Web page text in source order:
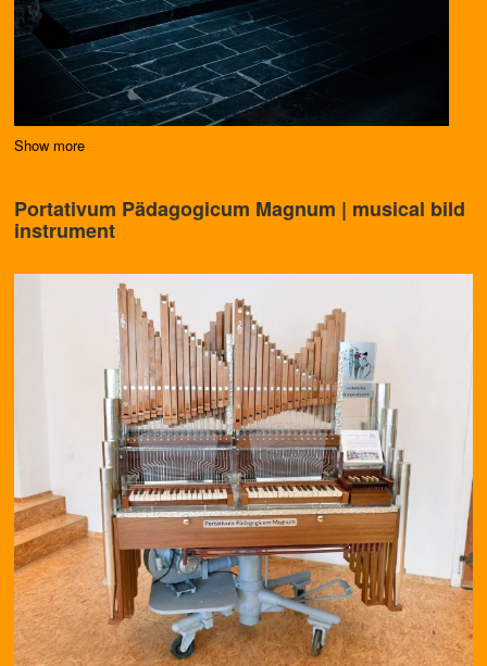
Show more
Portativum Pädagogicum Magnum | musical biId
instrument